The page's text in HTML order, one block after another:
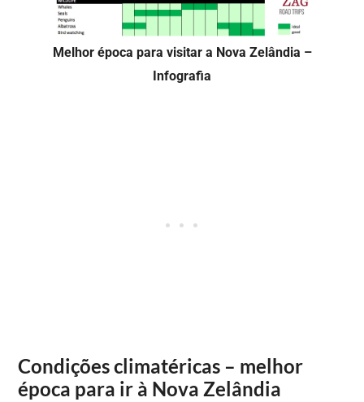
Melhor época para visitar a Nova Zelândia –
Infografia
Condições climatéricas – melhor
época para ir à Nova Zelândia